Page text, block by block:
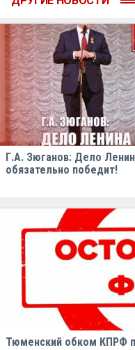
Г.А. Зюганов: Дело
обязательно победит!
Тюменский обком КПРФ